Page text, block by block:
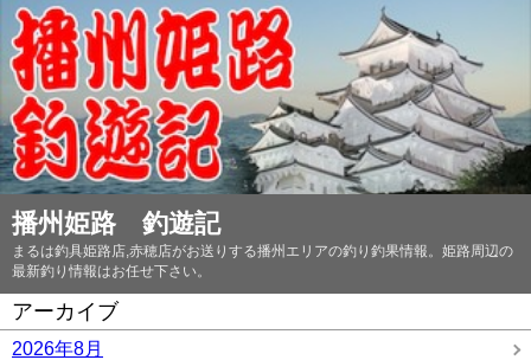
播州姫路 釣遊記
まるは釣具姫路店,赤穂店がお送りする播州エリアの釣り釣果情報。姫路周辺の
最新釣り情報はお任せ下さい。
アーカイブ
2026年8月